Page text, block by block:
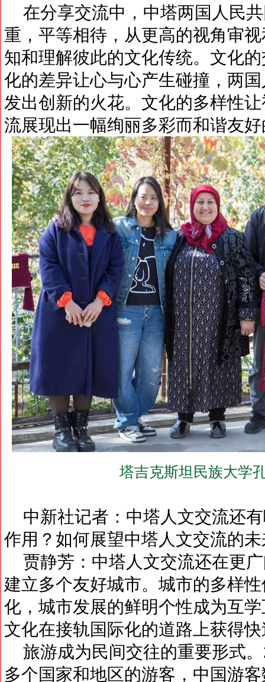
在分享交流中，中塔两国人民
重，平等相待，从更高的视角审
知和理解彼此的文化传统。文化
化的差异让心与心产生碰撞，两
发出创新的火花。文化的多样性
流展现出一幅绚丽多彩而和谐友
塔吉克斯坦民族大学
中新社记者：中塔人文交流还
作用？如何展望中塔人文交流的
贾静芳：中塔人文交流还在更
建立多个友好城市。城市的多样
化，城市发展的鲜明个性成为互
文化在接轨国际化的道路上获得
旅游成为民间交往的重要形式
多个国家和地区的游客，中国游